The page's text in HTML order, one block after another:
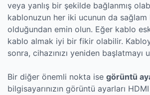
veya yanlış bir şekilde bağlanmış
kablonuzun her iki ucunun da sağlam
olduğundan emin olun. Eğer kablo
kablo almak iyi bir fikir olabilir.
sonra, cihazınızı yeniden başlatmayı
Bir diğer önemli nokta ise görüntü
bilgisayarınızın görüntü ayarları HDMI